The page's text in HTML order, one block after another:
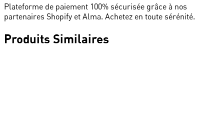
Plateforme de paiement 100% sécurisée grâce à nos
partenaires Shopify et Alma. Achetez en toute sérénité.
Produits Similaires